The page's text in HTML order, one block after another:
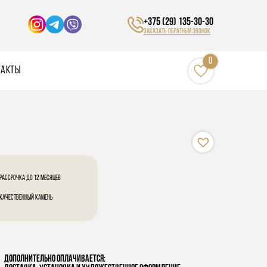
+375 (29) 135-30-30
Заказать обратный звонок
0
до 12 месяцев
Качественный камень
Дополнительно оплачивается: